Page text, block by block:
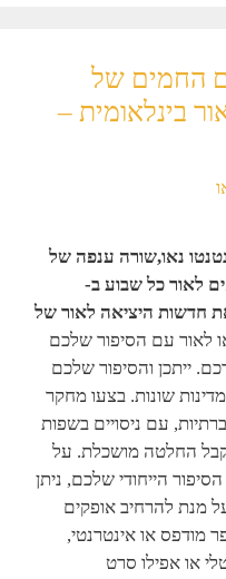
החמים של
בינלאומית –
נאו,שורה ענפה של
לאור כל שבוע ב-
חדשות היציאה לאור של
לאור עם הסיפור שלכם
ייתכן והסיפור שלכם
שונות. בצעו מחקר
עם ניסויים בשפות
החלטה מושכלת. על
הייחודי שלכם, ניתן
מנת להרחיב אופקים
מודפס או אינטרנטי,
או אפילו סרט